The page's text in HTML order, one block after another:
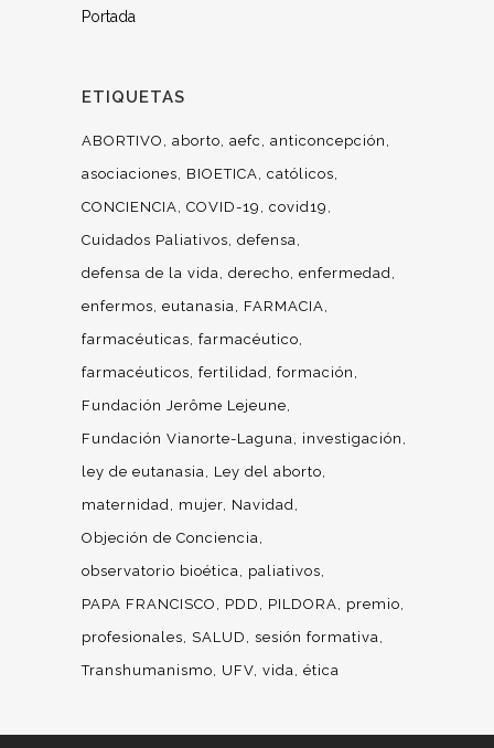
Portada
ETIQUETAS
ABORTIVO aborto aefc
anticoncepción
asociaciones
BIOETICA católicos
CONCIENCIA COVID-19
covid19
Cuidados Paliativos defensa
defensa de la vida derecho enfermedad
enfermos eutanasia
FARMACIA
farmacéuticas farmacéutico
farmacéuticos fertilidad formación
Fundación Jerôme Lejeune
Fundación Vianorte-Laguna
investigación
ley de eutanasia
Ley del aborto
maternidad
mujer Navidad
Objeción de Conciencia
observatorio bioética
paliativos
PAPA FRANCISCO
PDD PILDORA
premio
profesionales
SALUD
sesión formativa
Transhumanismo
UFV vida ética